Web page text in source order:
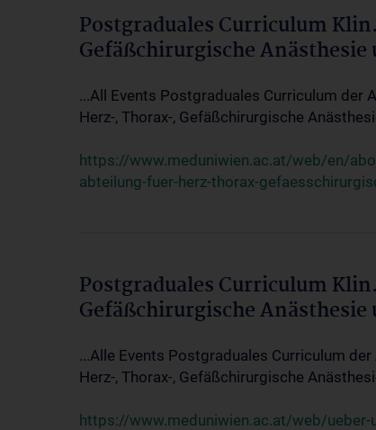
Postgraduales Curriculum
Gefäßchirurgische
...All Events Postgraduales Curriculum der
Herz-, Thorax-, Gefäßchirurgische
https://www.meduniwien.ac.at/web/en/
abteilung-fuer-herz-thorax-
Postgraduales Curriculum
Gefäßchirurgische
...Alle Events Postgraduales Curriculum
Herz-, Thorax-, Gefäßchirurgische
https://www.meduniwien.ac.at/web/